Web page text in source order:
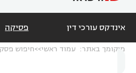
אינדקס עורכי דין פסיקה
מיקומך באתר: עמוד ראשי חיפוש